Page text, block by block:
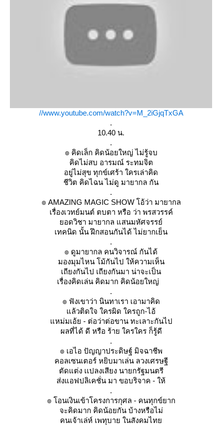
//www.youtube.com/watch?v=M_2iGjqTxGA
.
10.40 น.
.
๏ คิดเล็ก คิดน้อยใหญ่ ไม่รู้จบ
คิดไม่สบ อารมณ์ ระทมจิต
อยู่ไม่สุข ทุกข์เศร้า ใครเล่าคิด
ชีวิต คิดไฉน ไม่ดู มายากล กัน
.
๏ AMAZING MAGIC SHOW โอ้ว่า มายากล
เรื่องเวทย์มนต์ ตบตา หรือ ว่า พรสวรรค์
อดวิชา มายากล แสนมหัศจรรย์
เทคนิด นั้น ฝึกสอนกันได้ ไม่ยากเย็น
.
๏ ดูมายากล คนวิจารณ์ กันได้
มองมุมไหน โม้กันไป ให้ความเห็น
เถียงกันไป เถียงกันมา น่าจะเป็น
เรื่องคิดเล่น คิดมาก คิดน้อยใหญ่
.
๏ ฟังเขาว่า นินทาเรา เอามาคิด
ล้วติดใจ ใครผิด ใครถูก-ไอ้
หม่มเอ้ย - ต่อว่าต่อขาน ทะเลาะกันไป
ผลที่ได้ ดี หรือ ร้าย ใครใคร ก็รู้ดี
.
๏ เอไอ ปัญญาประดิษฐ์ มิจฉาชีพ
คอลเซนเตอร์ หยิบมาเล่น ลวงเศรษฐี
ตัดแต่ง เเปลงเสียง นายกรัฐมนตรี
ส่งแอฟปลิเคชั่น มา ขอบริจาค - ให้
.
๏ โอนเงินเข้าโครงการกุศล - คนทุกข์ยาก
จะคิดมาก คิดน้อยกัน บ้างหรือไม่
คนเจ้าเล่ห์ เพทุบาย ในสังคมไท